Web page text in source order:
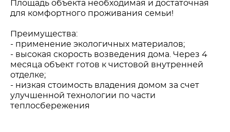
Площадь объекта необходимая и достаточная
для комфортного проживания семьи!
Преимущества:
- применение экологичных материалов;
- высокая скорость возведения дома. Через 4
месяца объект готов к чистовой внутренней
отделке;
- низкая стоимость владения домом за счет
улучшенной технологии по части
теплосбережения